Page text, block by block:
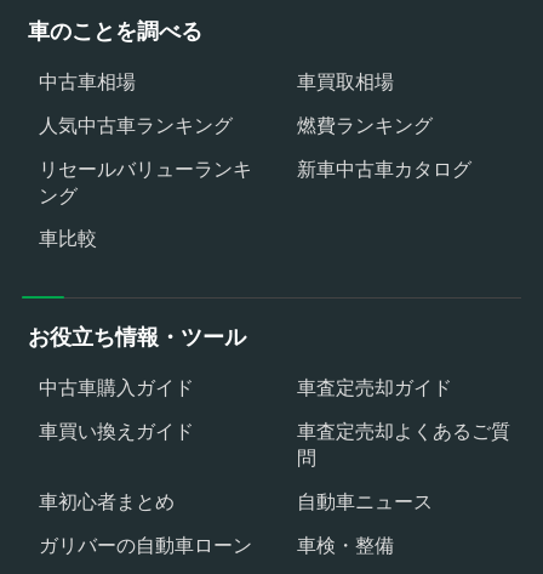
車のことを調べる
中古車相場
車買取相場
人気中古車ランキング
燃費ランキング
リセールバリューランキ
ング
新車中古車カタログ
車比較
お役立ち情報・ツール
中古車購入ガイド
車査定売却ガイド
車買い換えガイド
車査定売却よくあるご質
問
車初心者まとめ
自動車ニュース
ガリバーの自動車ローン
車検・整備